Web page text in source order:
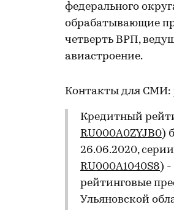
федерального
обрабатывающие
четверть ВРП,
авиастроение.
Контакты для СМИ:
Кредитный
RU000A0ZYJB0)
26.06.2020,
RU000A1040S8) -
рейтинговые
Ульяновской